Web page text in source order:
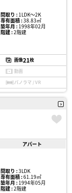
間取り :1LDK〜2K
専有面積 :38.83㎡
築年月 :1998年02月
階建 :2階建
画像21枚
動画
パノラマ / VR
アパート
間取り :3LDK
専有面積 :61.19㎡
築年月 :1994年05月
階建 :2階建